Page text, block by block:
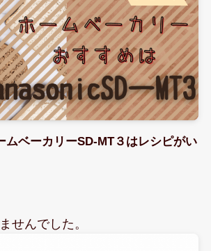
ムベーカリーSD-MT３はレシピがい
せんでした。